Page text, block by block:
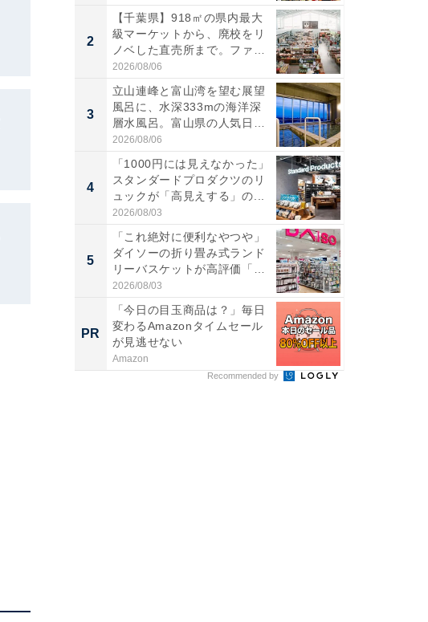
2
【千葉県】918㎡の県内最大
級マーケットから、廃校をリ
ノベした直売所まで。ファ
ー...
2026/08/06
3
立山連峰と富山湾を望む展望
風呂に、水深333mの海洋深
層水風呂。富山県の人気日
帰...
2026/08/06
4
「1000円には見えなかった」
スタンダードプロダクツのリ
ュックが「高見えする」の...
2026/08/03
5
「これ絶対に便利なやつや」
ダイソーの折り畳み式ランド
リーバスケットが高評価「使
わ...
2026/08/03
PR
「今日の目玉商品は？」毎日
変わるAmazonタイムセール
が見逃せない
Amazon
Recommended by